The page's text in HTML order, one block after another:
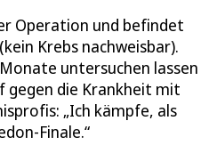
Operation und befindet
(kein Krebs nachweisbar).
untersuchen lassen
gegen die Krankheit mit
„Ich kämpfe, als
Finale.“